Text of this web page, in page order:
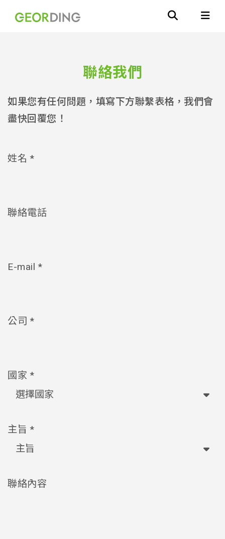
聯絡我們
如果您有任何問題，填寫下方聯繫表格，我們會
盡快回覆您！
姓名 *
聯絡電話
E-mail *
公司 *
國家 *
主旨 *
聯絡內容